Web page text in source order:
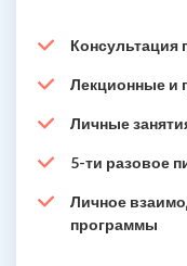
Консультация
Лекционные и
Личные
5-ти разовое
Личное
программы